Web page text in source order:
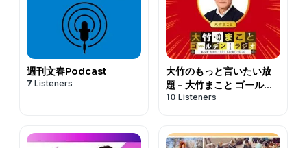
週刊文春Podcast
7 Listeners
大竹のもっと言いたい放
題 - 大竹まこと ゴールデ
ンラジオ！
10 Listeners